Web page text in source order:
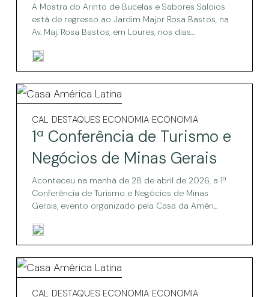
Arinto
Bucelas
&
Sabores
Saloios
de
Bucelas
&
Saloios
A Mostra do Arinto de Bucelas e Sabores Saloios
está de regresso ao Jardim Major Rosa Bastos, na
Av. Maj. Rosa Bastos, em Loures, nos dias...
1ª
Conferência
Turismo
Negócios
Minas
Gerais
1ª
Conferência
de
Turismo
e
Negócios
de
Minas
Gerais
CAL DESTAQUES ECONOMIA ECONOMIA
1ª Conferência de Turismo e
Negócios de Minas Gerais
Aconteceu na manhã de 28 de abril de 2026, a 1ª
Conferência de Turismo e Negócios de Minas
Gerais, evento organizado pela Casa da Améri...
Colômbia
Colômbia
CAL DESTAQUES ECONOMIA ECONOMIA